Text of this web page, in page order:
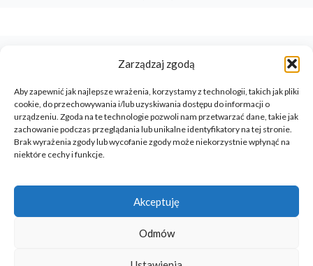
Zarządzaj zgodą
Aby zapewnić jak najlepsze wrażenia, korzystamy z technologii, takich jak pliki
cookie, do przechowywania i/lub uzyskiwania dostępu do informacji o
urządzeniu. Zgoda na te technologie pozwoli nam przetwarzać dane, takie jak
zachowanie podczas przeglądania lub unikalne identyfikatory na tej stronie.
Brak wyrażenia zgody lub wycofanie zgody może niekorzystnie wpłynąć na
niektóre cechy i funkcje.
Akceptuję
Odmów